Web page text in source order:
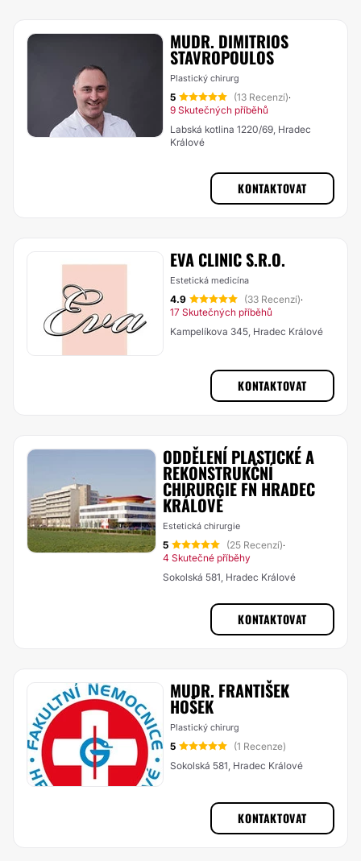
MUDR. DIMITRIOS
STAVROPOULOS
Plastický chirurg
5 (13 Recenzí)·
9 Skutečných příběhů
Labská kotlina 1220/69, Hradec
Králové
KONTAKTOVAT
EVA CLINIC S.R.O.
Estetická medicína
4.9 (33 Recenzí)·
17 Skutečných příběhů
Kampelíkova 345, Hradec Králové
KONTAKTOVAT
ODDĚLENÍ PLASTICKÉ A
REKONSTRUKČNÍ
CHIRURGIE FN HRADEC
KRÁLOVÉ
Estetická chirurgie
5 (25 Recenzí)·
4 Skutečné příběhy
Sokolská 581, Hradec Králové
KONTAKTOVAT
MUDR. FRANTIŠEK
HOŠEK
Plastický chirurg
5
(1 Recenze)
Sokolská 581, Hradec Králové
KONTAKTOVAT